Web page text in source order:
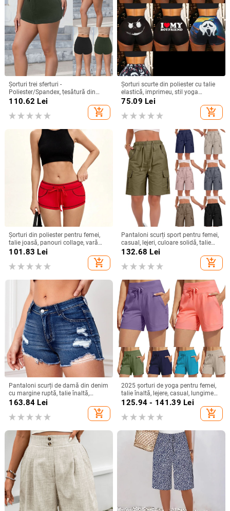
Șorturi trei sferturi -
Poliester/Spandex, țesătură din
mătase de lapte, microelasticitate,
110.62 Lei
add_shopping_cart
Șorturi scurte din poliester cu talie
elastică, imprimeu, stil yoga
(Polyester 95%+)
75.09 Lei
add_shopping_cart
Șorturi din poliester pentru femei,
talie joasă, panouri collage, vară
2025, stil sexy
101.83 Lei
add_shopping_cart
Pantaloni scurți sport pentru femei,
casual, lejeri, culoare solidă, talie
înaltă, cu șireturi, cargo cu
132.68 Lei
add_shopping_cart
Pantaloni scurți de damă din denim
cu margine ruptă, talie înaltă,
denim, 90–95% bumbac,
163.84 Lei
add_shopping_cart
2025 șorturi de yoga pentru femei,
talie înaltă, lejere, casual, lungime
trei sferturi
125.94 - 141.39 Lei
add_shopping_cart